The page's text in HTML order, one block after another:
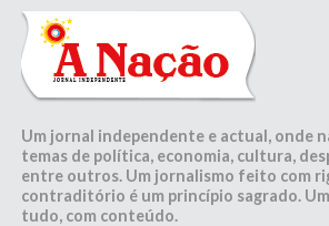
Um jornal independente e actual, onde
temas de política, economia, cultura,
entre outros. Um jornalismo feito com
contraditório é um princípio sagrado.
tudo, com conteúdo.